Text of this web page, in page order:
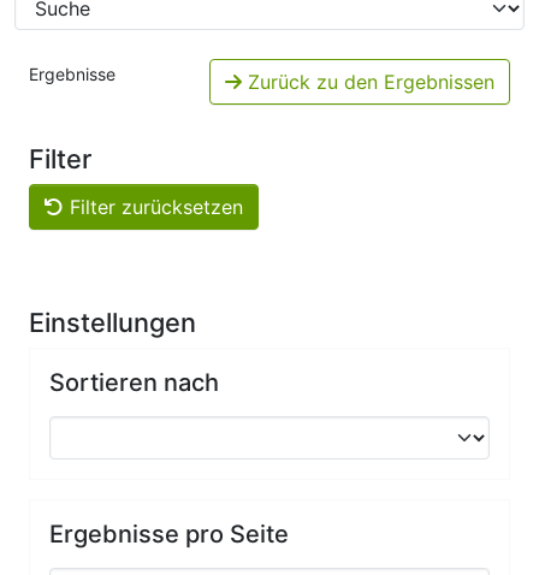
Ergebnisse Zurück zu den Ergebnissen
Filter
Filter zurücksetzen
Einstellungen
Sortieren nach
Ergebnisse pro Seite